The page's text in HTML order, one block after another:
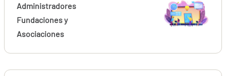
Administradores
Fundaciones y
Asociaciones